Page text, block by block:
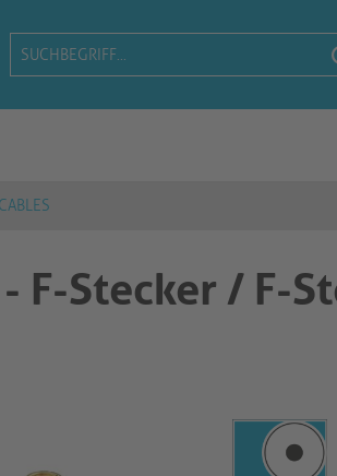
F-Stecker / F-